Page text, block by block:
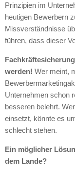
Prinzipien im
heutigen Bewerbern
Missverständnisse
führen, dass dieser
werden! Wer meint,
Unternehmen schon
besseren belehrt.
einsetzt, könnte es
schlecht stehen.
Ein möglicher
dem Lande?